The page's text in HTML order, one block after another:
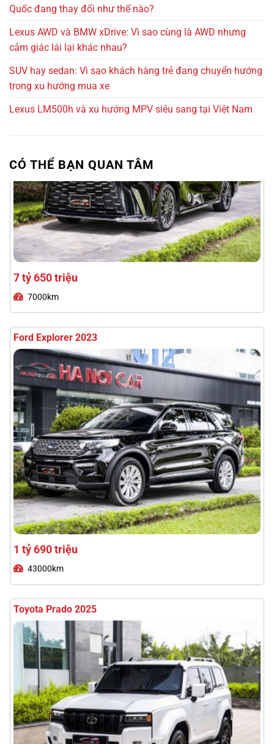
Quốc đang thay đổi như thế nào?
Lexus AWD và BMW xDrive: Vì sao cùng là AWD nhưng
cảm giác lái lại khác nhau?
SUV hay sedan: Vì sao khách hàng trẻ đang chuyển hướng
trong xu hướng mua xe
Lexus LM500h và xu hướng MPV siêu sang tại Việt Nam
CÓ THỂ BẠN QUAN TÂM
7000km
Ford Explorer 2023
1 tỷ 690 triệu
43000km
Toyota Prado 2025
3 tỷ 480 triệu
18000km
Lexus RX300 2021